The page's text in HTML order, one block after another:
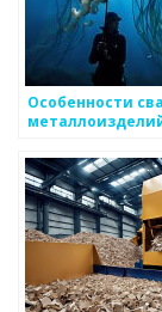
Особенности